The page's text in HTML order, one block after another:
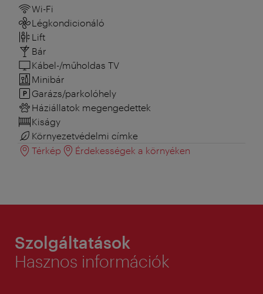
Wi-Fi
Légkondicionáló
Lift
Bár
Kábel-/műholdas TV
Minibár
Garázs/parkolóhely
Háziállatok megengedettek
Kiságy
Környezetvédelmi címke
Térkép
Érdekességek a környéken
Szolgáltatások
Hasznos információk